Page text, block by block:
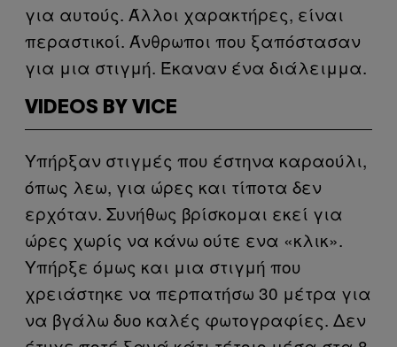
για αυτούς. Άλλοι χαρακτήρες, είναι
περαστικοί. Άνθρωποι που ξαπόστασαν
για μια στιγμή. Έκαναν ένα διάλειμμα.
VIDEOS BY VICE
Υπήρξαν στιγμές που έστηνα καραούλι,
όπως λεω, για ώρες και τίποτα δεν
ερχόταν. Συνήθως βρίσκομαι εκεί για
ώρες χωρίς να κάνω ούτε ενα «κλικ».
Υπήρξε όμως και μια στιγμή που
χρειάστηκε να περπατήσω 30 μέτρα για
να βγάλω δυο καλές φωτογραφίες. Δεν